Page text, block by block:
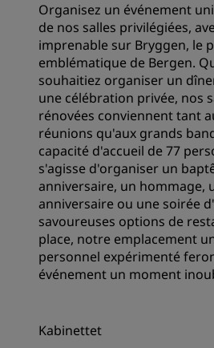
Organisez un événement
de nos salles privilégiées,
imprenable sur Bryggen, le
emblématique de Bergen.
souhaitiez organiser un
une célébration privée, nos
rénovées conviennent tant
réunions qu'aux grands
capacité d'accueil de 77
s'agisse d'organiser un
anniversaire, un hommage,
anniversaire ou une soirée
savoureuses options de
place, notre emplacement
personnel expérimenté
événement un moment
Kabinettet